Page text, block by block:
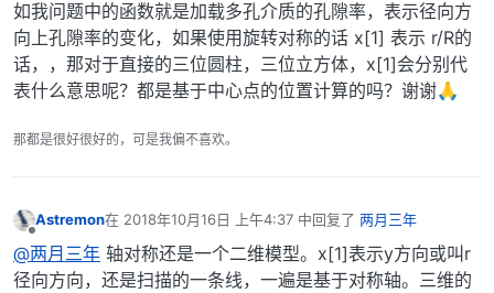
如我问题中的函数就是加载多孔介质的孔隙率，表示径向方
向上孔隙率的变化，如果使用旋转对称的话 x[1] 表示 r/R的
话，，那对于直接的三位圆柱，三位立方体，x[1]会分别代
表什么意思呢？都是基于中心点的位置计算的吗？谢谢🙏
那都是很好很好的，可是我偏不喜欢。
Astremon在 2018年10月16日 上午4:37 中回复了 两月三年
最后由 编辑
@两月三年 轴对称还是一个二维模型。x[1]表示y方向或叫r
径向方向，还是扫描的一条线，一遍是基于对称轴。三维的